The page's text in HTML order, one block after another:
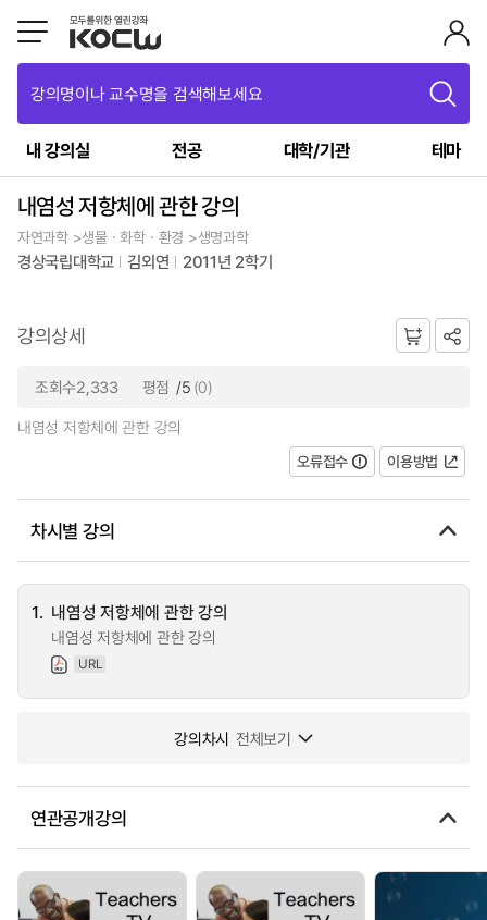
강의명이나 교수명을 검색해보세요
내 강의실 전공 대학/기관 테마
내염성 저항체에 관한 강의
자연과학 >생물ㆍ화학ㆍ환경 >생명과학
경상국립대학교 김외연 2011년 2학기
강의상세
조회수2,333 평점 /5 (0)
내염성 저항체에 관한 강의
오류접수
이용방법
차시별 강의
1. 내염성 저항체에 관한 강의
내염성 저항체에 관한 강의
URL
강의차시 전체보기
연관공개강의